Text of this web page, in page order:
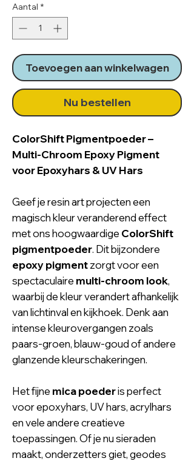
Aantal *
Toevoegen aan winkelwagen
Nu bestellen
ColorShift Pigmentpoeder –
Multi-Chroom Epoxy Pigment
voor Epoxyhars & UV Hars
Geef je resin art projecten een
magisch kleur veranderend effect
met ons hoogwaardige ColorShift
pigmentpoeder. Dit bijzondere
epoxy pigmentzorgt voor een
spectaculaire multi-chroom look,
waarbij de kleur verandert afhankelijk
van lichtinval en kijkhoek. Denk aan
intense kleurovergangen zoals
paars-groen, blauw-goud of andere
glanzende kleurschakeringen.
Het fijne mica poederis perfect
voor epoxyhars, UV hars, acrylhars
en vele andere creatieve
toepassingen. Of je nu sieraden
maakt, onderzetters giet, geodes